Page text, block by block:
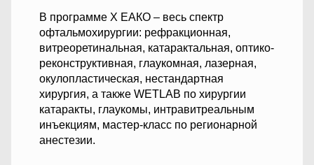
В программе Х ЕАКО – весь спектр
офтальмохирургии: рефракционная,
витреоретинальная, катарактальная, оптико-
реконструктивная, глаукомная, лазерная,
окулопластическая, нестандартная
хирургия, а также WETLAB по хирургии
катаракты, глаукомы, интравитреальным
инъекциям, мастер-класс по регионарной
анестезии.